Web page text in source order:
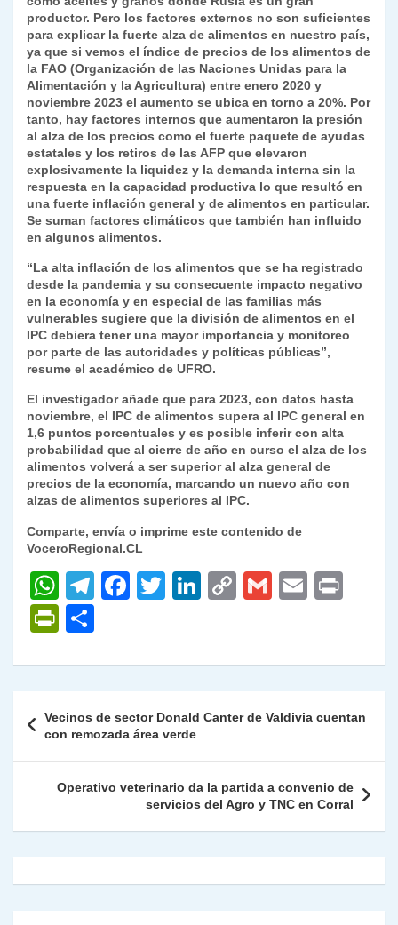
productor. Pero los factores externos no son suficientes
para explicar la fuerte alza de alimentos en nuestro país,
ya que si vemos el índice de precios de los alimentos de
la FAO (Organización de las Naciones Unidas para la
Alimentación y la Agricultura) entre enero 2020 y
noviembre 2023 el aumento se ubica en torno a 20%. Por
tanto, hay factores internos que aumentaron la presión
al alza de los precios como el fuerte paquete de ayudas
estatales y los retiros de las AFP que elevaron
explosivamente la liquidez y la demanda interna sin la
respuesta en la capacidad productiva lo que resultó en
una fuerte inflación general y de alimentos en particular.
Se suman factores climáticos que también han influido
en algunos alimentos.
“La alta inflación de los alimentos que se ha registrado
desde la pandemia y su consecuente impacto negativo
en la economía y en especial de las familias más
vulnerables sugiere que la división de alimentos en el
IPC debiera tener una mayor importancia y monitoreo
por parte de las autoridades y políticas públicas”,
resume el académico de UFRO.
El investigador añade que para 2023, con datos hasta
noviembre, el IPC de alimentos supera al IPC general en
1,6 puntos porcentuales y es posible inferir con alta
probabilidad que al cierre de año en curso el alza de los
alimentos volverá a ser superior al alza general de
precios de la economía, marcando un nuevo año con
alzas de alimentos superiores al IPC.
Comparte, envía o imprime este contenido de
VoceroRegional.CL
W
h
at
s
p
p
T
gr
m
F
e
o
o
k
T
er
Li
e
n
C
y
n
k
G
l
E
l
P
nt
Fr
ie
n
dl
m
p
ar
tir
de
entradas
Vecinos de sector Donald Canter de Valdivia cuentan
con remozada área verde
Operativo veterinario da la partida a convenio de
servicios del Agro y TNC en Corral